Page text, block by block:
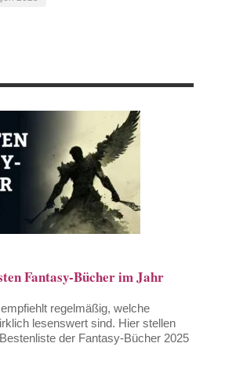
Fantasy-Bücher im Jahr
regelmäßig, welche
lesenswert sind. Hier stellen
der Fantasy-Bücher 2025